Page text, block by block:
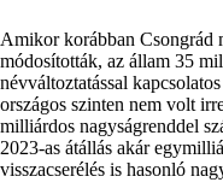
Amikor korábban Csongrád
módosították, az állam 35
névváltoztatással
országos szinten nem volt
milliárdos nagyságrenddel
2023-as átállás akár
visszacserélés is hasonló